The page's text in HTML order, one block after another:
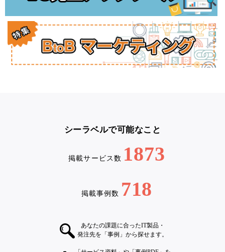
シーラベルで可能なこと
掲載サービス数 1873
掲載事例数 718
あなたの課題に合ったIT製品・
発注先を「事例」から探せます。